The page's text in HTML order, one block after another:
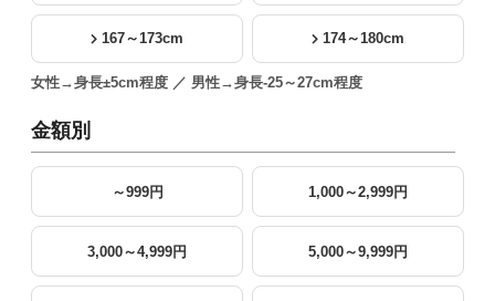
167～173cm 174～180cm
女性→身長±5cm程度 ／ 男性→身長-25～27cm程度
金額別
～999円 1,000～2,999円
3,000～4,999円 5,000～9,999円